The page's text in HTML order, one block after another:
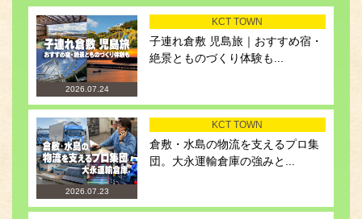
2026.07.24
KCT TOWN
子連れ倉敷 児島旅｜おすすめ宿・
絶景とものづくり体験も...
2026.07.23
KCT TOWN
倉敷・水島の物流を支えるプロ集
団。大永運輸倉庫の強みと...